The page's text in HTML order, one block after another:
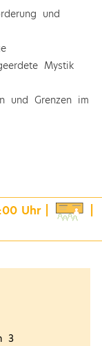
und
Mystik
und Grenzen im
Uhr |
3